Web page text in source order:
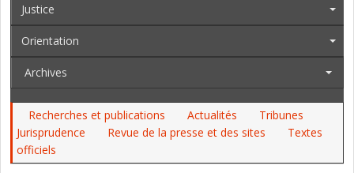
Justice
Orientation
Archives
Recherches et publications Actualités
Tribunes
Jurisprudence
Revue de la presse et des sites
Textes
officiels